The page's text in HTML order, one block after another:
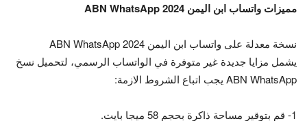
مميزات واتساب ابن اليمن ABN WhatsApp 2024
نسخة معدلة على واتساب ابن اليمن ABN WhatsApp 2024
يشمل مزايا جديدة غير متوفرة في الواتساب الرسمي، لتحميل نسخ
ABN WhatsApp يجب اتباع الشروط الازمة:
1- قم بتوقير مساحة ذاكرة بحجم 58 ميجا بايت.